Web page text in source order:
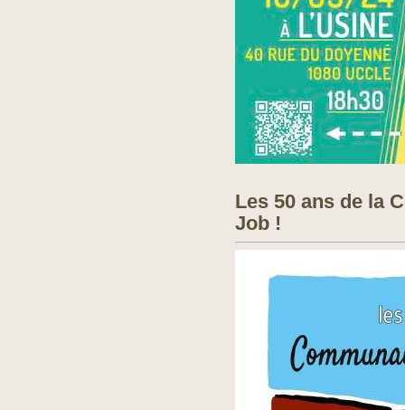
Les 50 ans de la
Job !